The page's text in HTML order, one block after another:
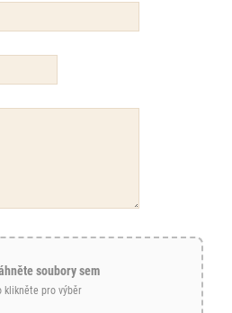
soubory sem
klikněte pro výběr